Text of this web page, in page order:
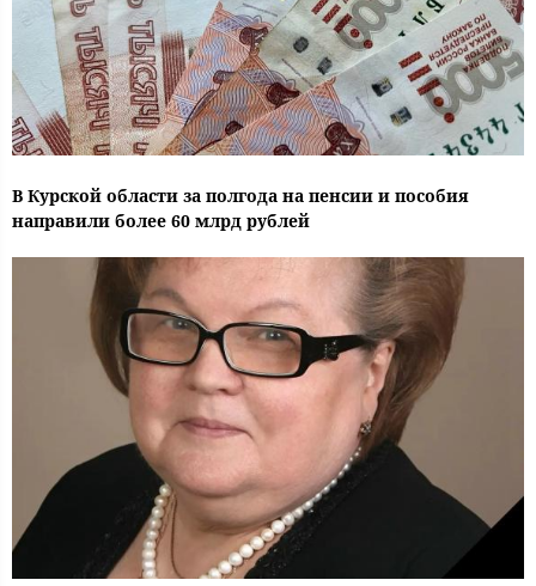
В Курской области за полгода на пенсии и пособия
направили более 60 млрд рублей